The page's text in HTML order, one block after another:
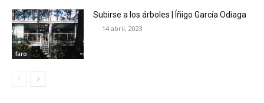
faro
Subirse a los árboles | Íñigo García Odiaga
14 abril, 2023